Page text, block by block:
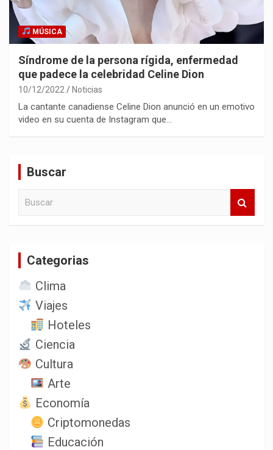
MÚSICA
Síndrome de la persona rígida, enfermedad
que padece la celebridad Celine Dion
10/12/2022 Noticias
La cantante canadiense Celine Dion anunció en un emotivo
video en su cuenta de Instagram que…
Buscar
Categorias
Clima
Viajes
Hoteles
Ciencia
Cultura
Arte
Economía
Criptomonedas
Educación